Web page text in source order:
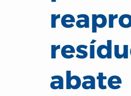
abate